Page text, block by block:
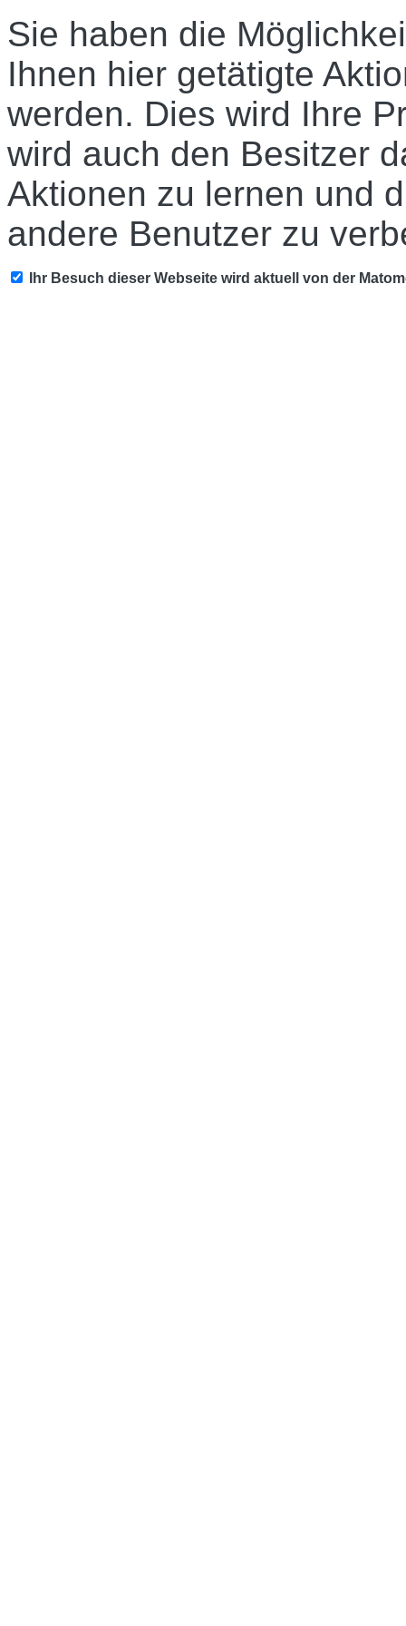
Sie haben die
Ihnen hier getätigte
werden. Dies wird Ihre
wird auch den Besitzer
Aktionen zu lernen und
andere Benutzer zu
Ihr Besuch dieser Webseite wird aktuell von der